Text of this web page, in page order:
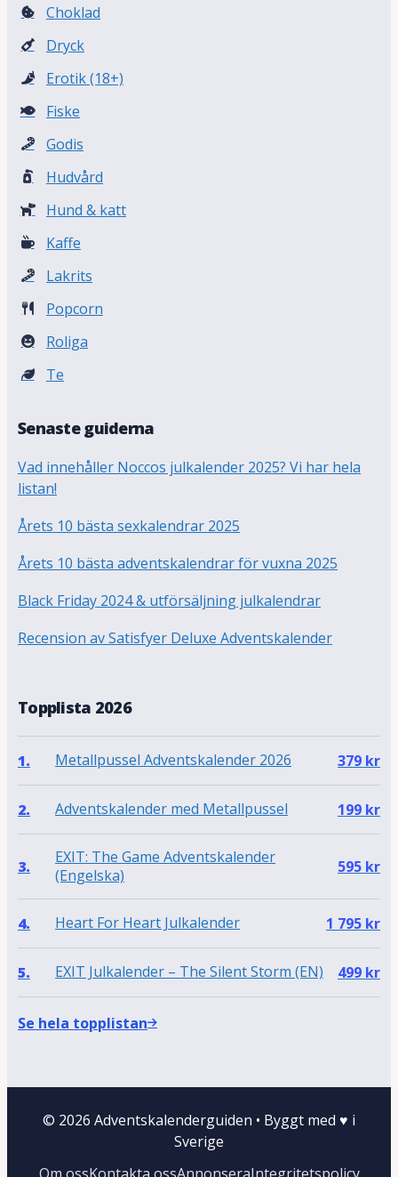
Choklad
Dryck
Erotik (18+)
Fiske
Godis
Hudvård
Hund & katt
Kaffe
Lakrits
Popcorn
Roliga
Te
Senaste guiderna
Vad innehåller Noccos julkalender 2025? Vi har hela
listan!
Årets 10 bästa sexkalendrar 2025
Årets 10 bästa adventskalendrar för vuxna 2025
Black Friday 2024 & utförsäljning julkalendrar
Recension av Satisfyer Deluxe Adventskalender
Topplista 2026
1. Metallpussel Adventskalender 2026 379 kr
2. Adventskalender med Metallpussel 199 kr
3.
EXIT: The Game Adventskalender
(Engelska)
595 kr
4. Heart For Heart Julkalender 1 795 kr
5. EXIT Julkalender – The Silent Storm (EN) 499 kr
Se hela topplistan
© 2026 Adventskalenderguiden • Byggt med ♥ i
Sverige
Om ossKontakta ossAnnonseraIntegritetspolicy